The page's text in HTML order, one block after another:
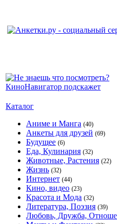
Каталог
Аниме и Манга (40)
Анкеты для друзей (69)
Будущее (6)
Еда, Кулинария (32)
Животные, Растения (22)
Жизнь (32)
Интернет (44)
Кино, видео (23)
Красота и Мода (32)
Литература, Поэзия (39)
Любовь, Дружба,